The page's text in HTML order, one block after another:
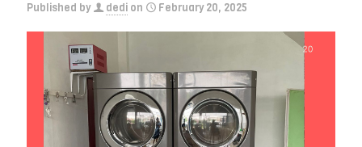
Published by dedi on February 20, 2025